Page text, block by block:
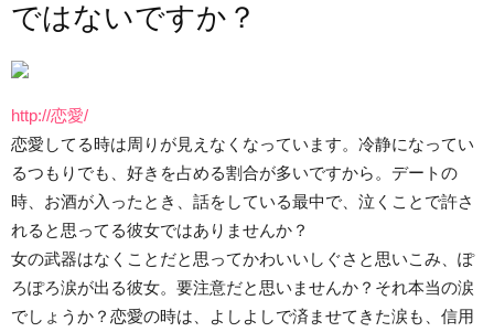
ではないですか？
http://恋愛/
恋愛してる時は周りが見えなくなっています。冷静になってい
るつもりでも、好きを占める割合が多いですから。デートの
時、お酒が入ったとき、話をしている最中で、泣くことで許さ
れると思ってる彼女ではありませんか？
女の武器はなくことだと思ってかわいいしぐさと思いこみ、ぽ
ろぽろ涙が出る彼女。要注意だと思いませんか？それ本当の涙
でしょうか？恋愛の時は、よしよしで済ませてきた涙も、信用